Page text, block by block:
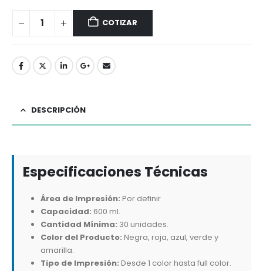
COTIZAR
DESCRIPCIÓN
Especificaciones Técnicas
Área de Impresión: Por definir
Capacidad: 600 ml.
Cantidad Mínima: 30 unidades.
Color del Producto: Negra, roja, azul, verde y
amarilla.
Tipo de Impresión: Desde 1 color hasta full color.